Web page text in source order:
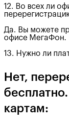
12. Во всех ли
Да. Вы можете
офисе МегаФон.
13. Нужно ли
Нет,
картам: